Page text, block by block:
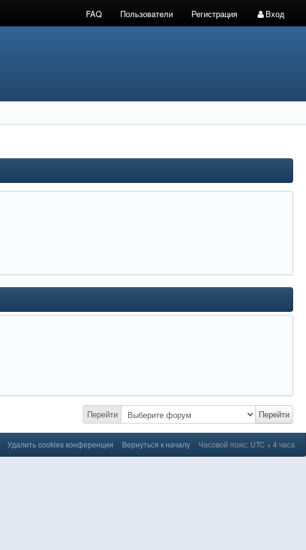
FAQ Пользователи Регистрация Вход
Перейти Перейти
Удалить cookies конференции Вернуться к началу Часовой пояс: UTC + 4 часа